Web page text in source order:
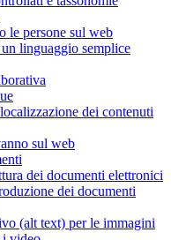
le persone sul web
linguaggio semplice
dei contenuti
sul web
dei documenti elettronici
dei documenti
(alt text) per le immagini